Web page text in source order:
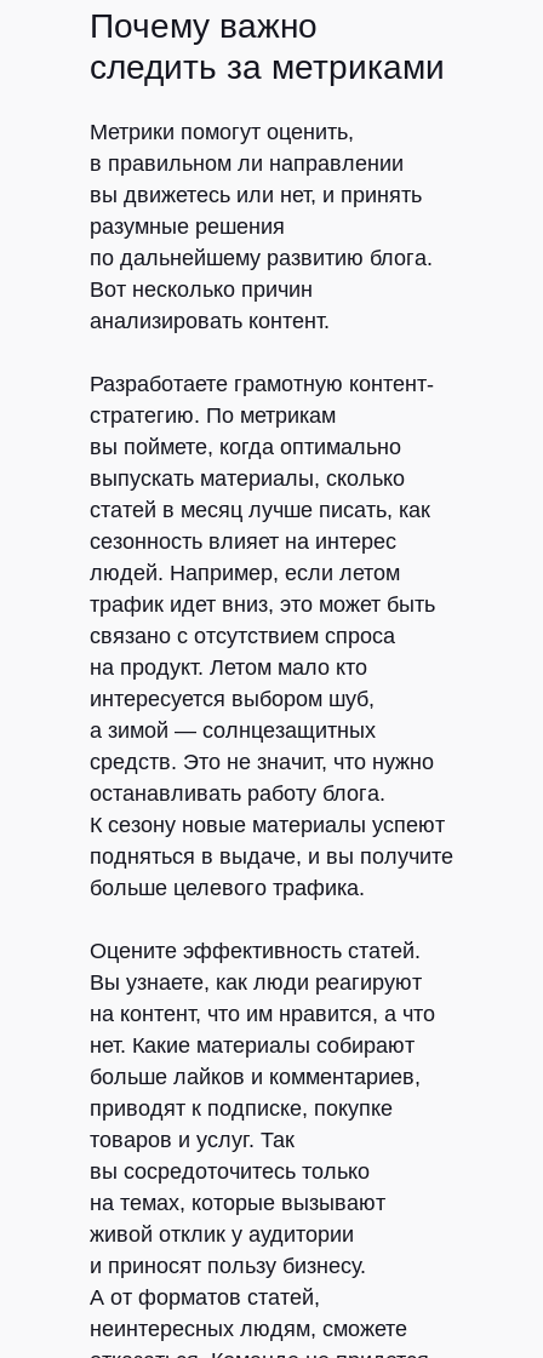
Почему важно
следить за метриками
Метрики помогут оценить,
в правильном ли направлении
вы движетесь или нет, и принять
разумные решения
по дальнейшему развитию блога.
Вот несколько причин
анализировать контент.
Разработаете грамотную контент-
стратегию. По метрикам
вы поймете, когда оптимально
выпускать материалы, сколько
статей в месяц лучше писать, как
сезонность влияет на интерес
людей. Например, если летом
трафик идет вниз, это может быть
связано с отсутствием спроса
на продукт. Летом мало кто
интересуется выбором шуб,
а зимой — солнцезащитных
средств. Это не значит, что нужно
останавливать работу блога.
К сезону новые материалы успеют
подняться в выдаче, и вы получите
больше целевого трафика.
Оцените эффективность статей.
Вы узнаете, как люди реагируют
на контент, что им нравится, а что
нет. Какие материалы собирают
больше лайков и комментариев,
приводят к подписке, покупке
товаров и услуг. Так
вы сосредоточитесь только
на темах, которые вызывают
живой отклик у аудитории
и приносят пользу бизнесу.
А от форматов статей,
неинтересных людям, сможете